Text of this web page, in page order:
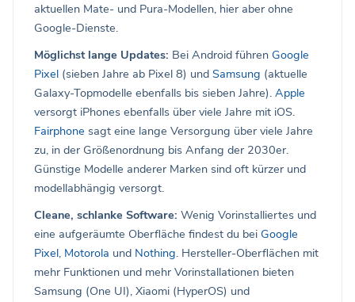
aktuellen Mate- und Pura-Modellen, hier aber ohne
Google-Dienste.
Möglichst lange Updates: Bei Android führen Google
Pixel (sieben Jahre ab Pixel 8) und Samsung (aktuelle
Galaxy-Topmodelle ebenfalls bis sieben Jahre). Apple
versorgt iPhones ebenfalls über viele Jahre mit iOS.
Fairphone sagt eine lange Versorgung über viele Jahre
zu, in der Größenordnung bis Anfang der 2030er.
Günstige Modelle anderer Marken sind oft kürzer und
modellabhängig versorgt.
Cleane, schlanke Software: Wenig Vorinstalliertes und
eine aufgeräumte Oberfläche findest du bei Google
Pixel, Motorola und Nothing. Hersteller-Oberflächen mit
mehr Funktionen und mehr Vorinstallationen bieten
Samsung (One UI), Xiaomi (HyperOS) und